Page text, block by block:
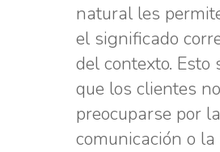
natural les
el significado
del contexto. Esto
que los clientes
preocuparse por
comunicación o